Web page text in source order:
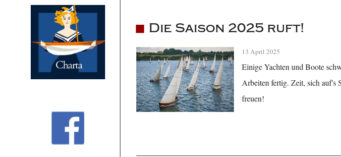
Die Saison 2025 ruft!
13 April 2025
Einige Yachten und Boote
Arbeiten fertig. Zeit, sich auf's
freuen!